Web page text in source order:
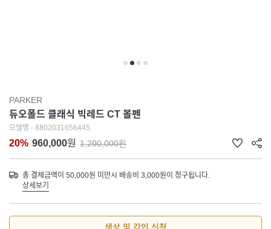
PARKER
듀오폴드 클래식 빅레드 CT 볼펜
모델명 - 8802031656445
20% 960,000원 1,200,000원
총 결제금액이 50,000원 미만시 배송비 3,000원이 청구됩니다.
상세보기